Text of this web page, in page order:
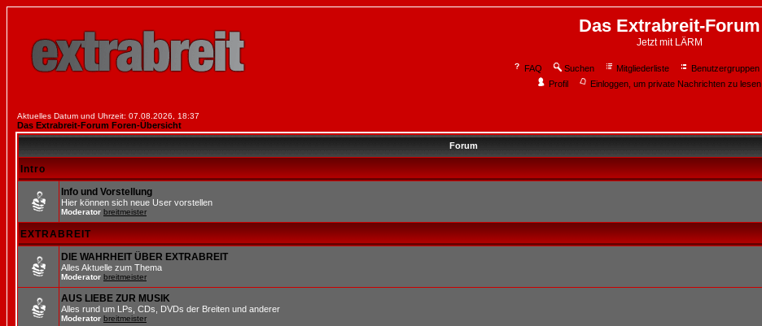
Das Extrabreit-Forum
Jetzt mit LÄRM
FAQ Suchen Mitgliederliste Benutzergruppen
Profil
Einloggen, um private Nachrichten zu lesen
Aktuelles Datum und Uhrzeit: 07.08.2026, 18:37
Das Extrabreit-Forum Foren-Übersicht
Forum
Intro
Info und Vorstellung
Hier können sich neue User vorstellen
Moderator breitmeister
EXTRABREIT
DIE WAHRHEIT ÜBER EXTRABREIT
Alles Aktuelle zum Thema
Moderator breitmeister
AUS LIEBE ZUR MUSIK
Alles rund um LPs, CDs, DVDs der Breiten und anderer
Moderator breitmeister